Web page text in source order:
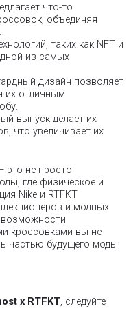
что-то
объединяя
таких как NFT и
из самых
дизайн позволяет
их отличным
выпуск делает их
что увеличивает их
это не просто
где физическое и
Nike и RTFKT
и модных
возможности
кроссовками вы не
частью будущего моды
x RTFKT, следуйте